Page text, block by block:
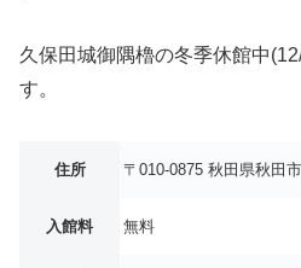
久保田城御隅櫓の冬季休館中
す。
住所 〒010-0875 秋田県秋田
入館料 無料